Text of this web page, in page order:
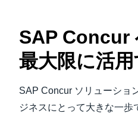
SAP Concur
最大限に活用
SAP Concur ソリューショ
ジネスにとって大きな一歩